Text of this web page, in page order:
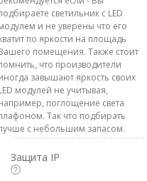
светильник с LED
и не уверены что его
по яркости на площадь
помещения. Также стоит
что производители
завышают яркость своих
модулей не учитывая,
поглощение света
Так что подбирать
с небольшим запасом.
Защита IP